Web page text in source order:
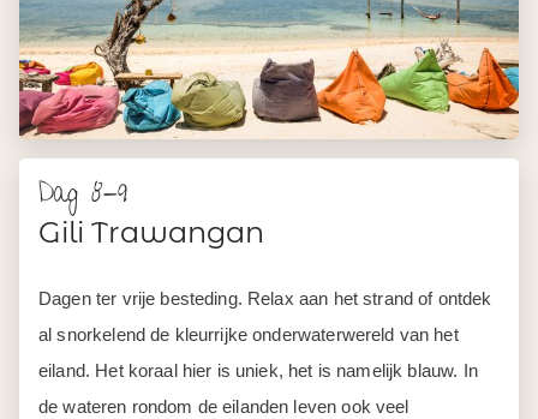
Dag 8-9
Gili Trawangan
Dagen ter vrije besteding. Relax aan het strand of ontdek
al snorkelend de kleurrijke onderwaterwereld van het
eiland. Het koraal hier is uniek, het is namelijk blauw. In
de wateren rondom de eilanden leven ook veel